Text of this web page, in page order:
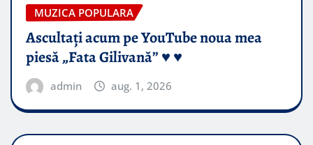
MUZICA POPULARA
Ascultați acum pe YouTube noua mea
piesă „Fata Gilivană” ♥️ ♥️
admin aug. 1, 2026